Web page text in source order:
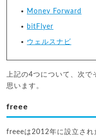
Money Forward
bitFlyer
ウェルスナビ
上記の4つについて、次で
思います。
freee
freeeは2012年に設立され